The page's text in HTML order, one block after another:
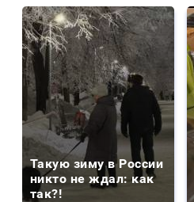
Такую зиму в России
никто не ждал: как
так?!